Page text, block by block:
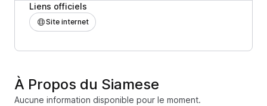
Liens officiels
Site internet
À Propos du Siamese
Aucune information disponible pour le moment.